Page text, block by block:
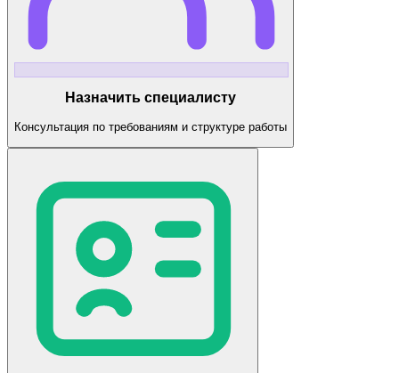
Назначить специалисту
Консультация по требованиям и структуре работы